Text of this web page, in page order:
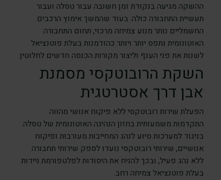
ההשקה מגיעה בנקודת זמן חשובה עבור טסלה ועבור
תעשיית התחבורה כולה. בעוד שהמשך אימוץ הרכבים
החשמליים נותר מנוע צמיחה מרכזי, תחום התחבורה
האוטונומית נתפס יותר ויותר כהזדמנות בעלת פוטנציאל
לשנות את פני הענף וליצור מקורות הכנסה חדשים לחלוטין.
השקת הרובוטקסי מסמנת
אבן דרך אסטרטגית
הפעלת שירות רובוטקסי ללא פיקוח אנושי מהווה
התקדמות משמעותית בחזון הנהיגה האוטונומית של טסלה.
בניגוד למערכות סיוע לנהג המחייבות מעורבות ופיקוח
אנושיים, שירותי רובוטקסי נועדו לספק שירותי תחבורה
ללא נהג פעיל, ובכך להניח את היסודות לפלטפורמת ניידות
בעלת פוטנציאל צמיחה רחב.